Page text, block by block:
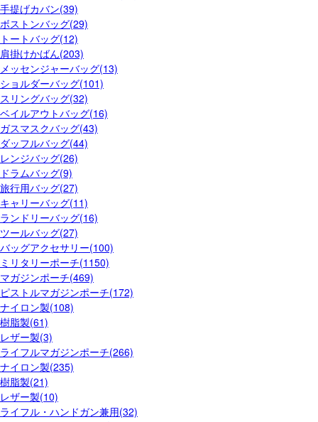
手提げカバン(39)
ボストンバッグ(29)
トートバッグ(12)
肩掛けかばん(203)
メッセンジャーバッグ(13)
ショルダーバッグ(101)
スリングバッグ(32)
ベイルアウトバッグ(16)
ガスマスクバッグ(43)
ダッフルバッグ(44)
レンジバッグ(26)
ドラムバッグ(9)
旅行用バッグ(27)
キャリーバッグ(11)
ランドリーバッグ(16)
ツールバッグ(27)
バッグアクセサリー(100)
ミリタリーポーチ(1150)
マガジンポーチ(469)
ピストルマガジンポーチ(172)
ナイロン製(108)
樹脂製(61)
レザー製(3)
ライフルマガジンポーチ(266)
ナイロン製(235)
樹脂製(21)
レザー製(10)
ライフル・ハンドガン兼用(32)